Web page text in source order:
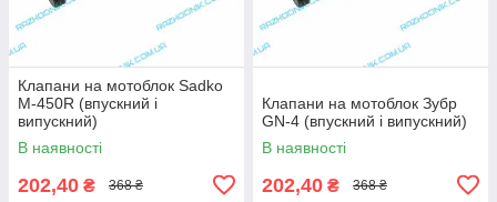
Клапани на мотоблок Sadko
M-450R (впускний і
випускний)
В наявності
202,40 ₴ 368 ₴
Клапани на мотоблок Зубр
GN-4 (впускний і випускний)
В наявності
202,40 ₴ 368 ₴